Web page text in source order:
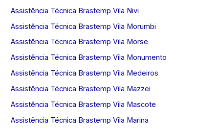
Assistência Técnica Brastemp Vila Nivi
Assistência Técnica Brastemp Vila Morumbi
Assistência Técnica Brastemp Vila Morse
Assistência Técnica Brastemp Vila Monumento
Assistência Técnica Brastemp Vila Medeiros
Assistência Técnica Brastemp Vila Mazzei
Assistência Técnica Brastemp Vila Mascote
Assistência Técnica Brastemp Vila Marina